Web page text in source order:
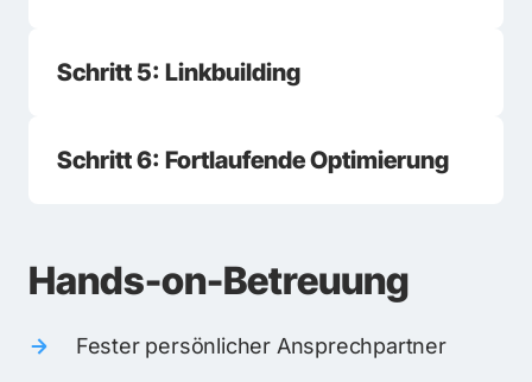
Schritt 5: Linkbuilding
Schritt 6: Fortlaufende Optimierung
Hands-on-Betreuung
Fester persönlicher Ansprechpartner